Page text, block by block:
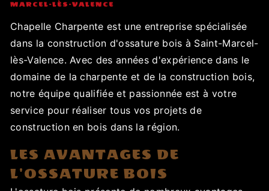
MARCEL-LÈS-VALENCE
Chapelle Charpente est une entreprise spécialisée
dans la construction d'ossature bois à Saint-Marcel-
lès-Valence. Avec des années d'expérience dans le
domaine de la charpente et de la construction bois,
notre équipe qualifiée et passionnée est à votre
service pour réaliser tous vos projets de
construction en bois dans la région.
LES AVANTAGES DE
L'OSSATURE BOIS